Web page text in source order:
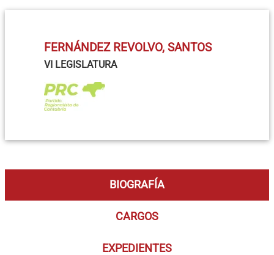
FERNÁNDEZ REVOLVO, SANTOS
VI LEGISLATURA
BIOGRAFÍA
CARGOS
EXPEDIENTES